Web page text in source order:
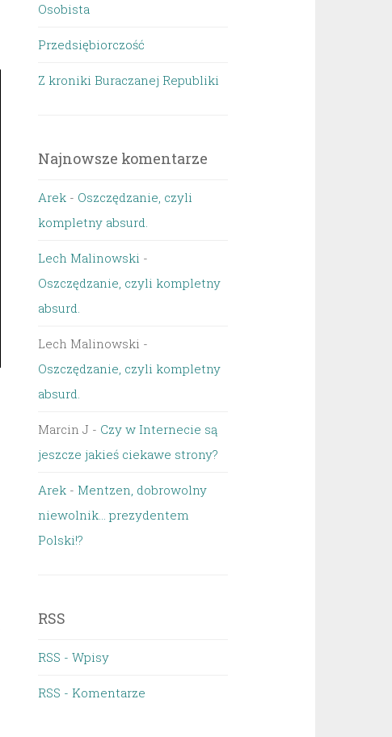
Osobista
Przedsiębiorczość
Z kroniki Buraczanej Republiki
Najnowsze komentarze
Arek - Oszczędzanie, czyli
kompletny absurd.
Lech Malinowski -
Oszczędzanie, czyli kompletny
absurd.
Lech Malinowski -
Oszczędzanie, czyli kompletny
absurd.
Marcin J - Czy w Internecie są
jeszcze jakieś ciekawe strony?
Arek - Mentzen, dobrowolny
niewolnik… prezydentem
Polski!?
RSS
RSS - Wpisy
RSS - Komentarze